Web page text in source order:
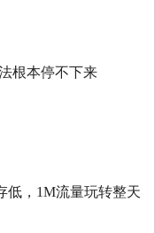
根本停不下来
， 1M流量玩转整天